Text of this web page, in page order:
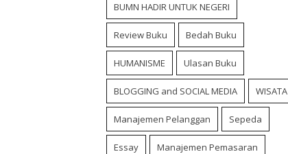
BUMN HADIR UNTUK NEGERI
Review Buku Bedah Buku
HUMANISME Ulasan Buku
BLOGGING and SOCIAL MEDIA WISATA
Manajemen Pelanggan Sepeda
Essay Manajemen Pemasaran